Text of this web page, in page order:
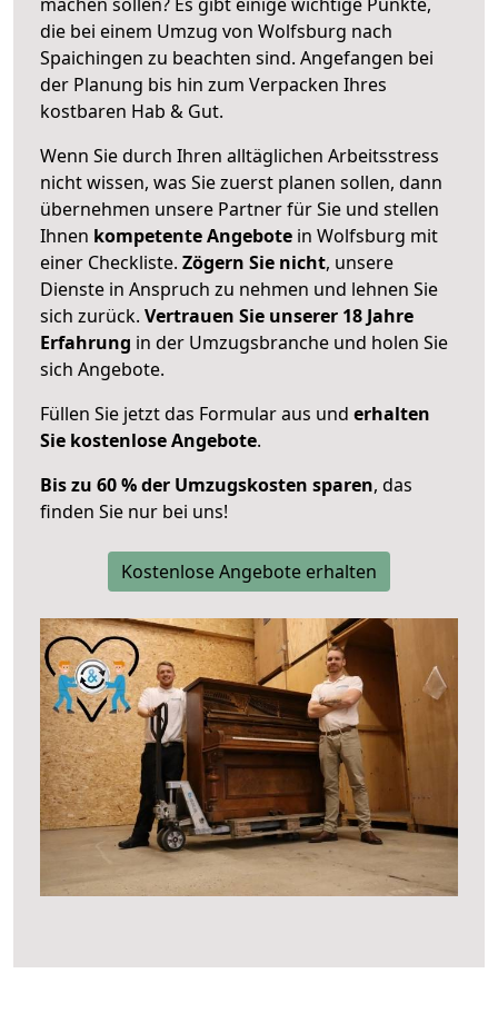
die bei einem Umzug von Wolfsburg nach
Spaichingen zu beachten sind. Angefangen bei
der Planung bis hin zum Verpacken Ihres
kostbaren Hab & Gut.
Wenn Sie durch Ihren alltäglichen Arbeitsstress
nicht wissen, was Sie zuerst planen sollen, dann
übernehmen unsere Partner für Sie und stellen
Ihnen kompetente Angebote in Wolfsburg mit
einer Checkliste. Zögern Sie nicht, unsere
Dienste in Anspruch zu nehmen und lehnen Sie
sich zurück. Vertrauen Sie unserer 18 Jahre
Erfahrung in der Umzugsbranche und holen Sie
sich Angebote.
Füllen Sie jetzt das Formular aus und erhalten
Sie kostenlose Angebote.
Bis zu 60 % der Umzugskosten sparen, das
finden Sie nur bei uns!
Kostenlose Angebote erhalten